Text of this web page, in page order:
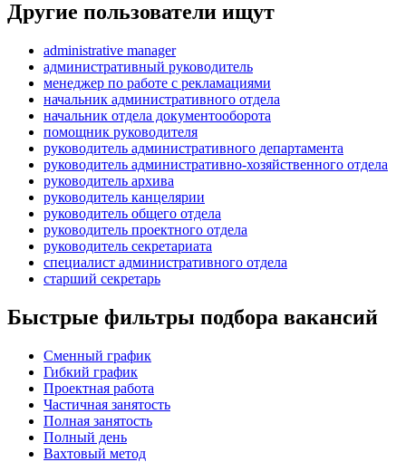
Другие пользователи ищут
administrative manager
административный руководитель
менеджер по работе с рекламациями
начальник административного отдела
начальник отдела документооборота
помощник руководителя
руководитель административного департамента
руководитель административно-хозяйственного отдела
руководитель архива
руководитель канцелярии
руководитель общего отдела
руководитель проектного отдела
руководитель секретариата
специалист административного отдела
старший секретарь
Быстрые фильтры подбора вакансий
Сменный график
Гибкий график
Проектная работа
Частичная занятость
Полная занятость
Полный день
Вахтовый метод